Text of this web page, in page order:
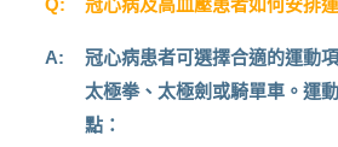
Q: 冠心病及高血壓患者如何安排
A:
冠心病患者可選擇合適的運動
太極拳、太極劍或騎單車。運
點：